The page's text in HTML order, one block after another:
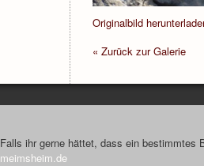
Originalbild
« Zurück zur Galerie
Falls ihr gerne hättet, dass ein
meimsheim.de